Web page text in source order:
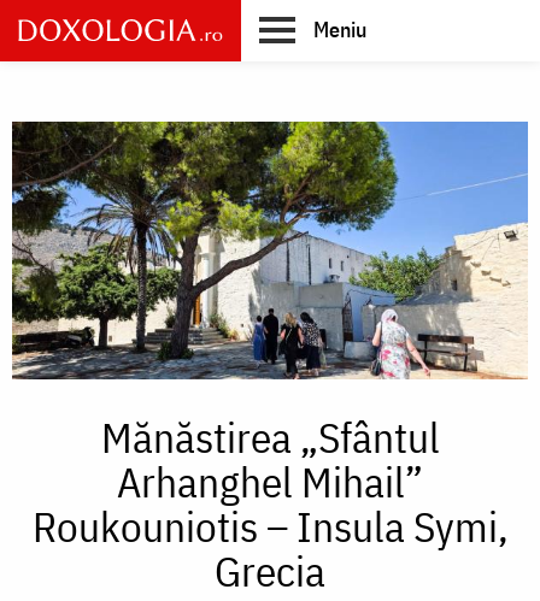
Skip
to
main
Meniu
Mănăstirea „Sfântul
Arhanghel Mihail”
Roukouniotis – Insula Symi,
Grecia